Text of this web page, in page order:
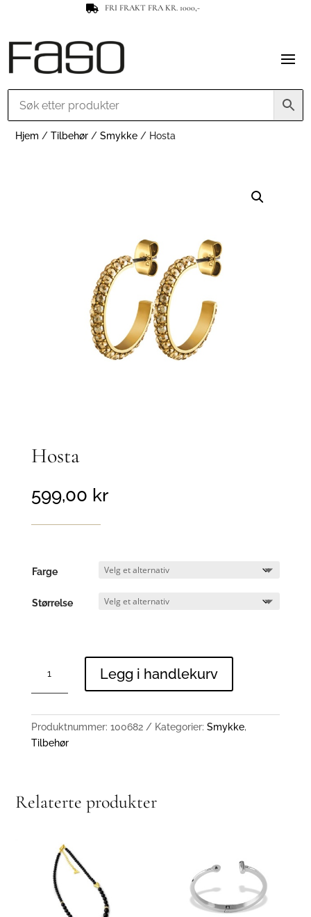
 FRI FRAKT FRA KR. 1000,-
Hjem /Tilbehør /Smykke / Hosta
Hosta
599,00 kr
Farge
Størrelse
antall
Legg i handlekurv
Produktnummer: 100682 Kategorier: Smykke,
Tilbehør
Relaterte produkter